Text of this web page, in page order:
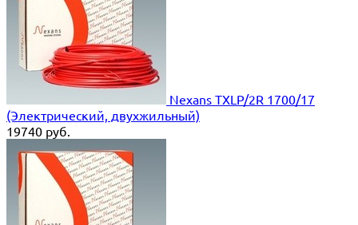
Nexans TXLP/2R 1700/17
(Электрический, двухжильный)
19740 руб.